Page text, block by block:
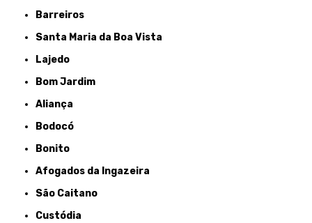
Barreiros
Santa Maria da Boa Vista
Lajedo
Bom Jardim
Aliança
Bodocó
Bonito
Afogados da Ingazeira
São Caitano
Custódia